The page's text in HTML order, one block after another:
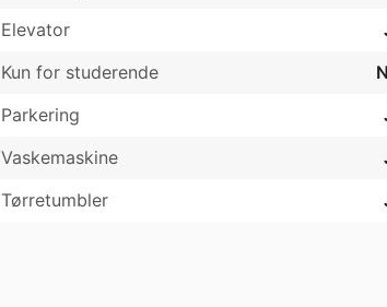
Elevator
Kun for studerende
Parkering
Vaskemaskine
Tørretumbler